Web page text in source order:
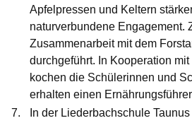
Apfelpressen und Keltern
naturverbundene Engagement.
Zusammenarbeit mit dem
durchgeführt. In Kooperation
kochen die Schülerinnen und
erhalten einen
In der Liederbachschule Taunus